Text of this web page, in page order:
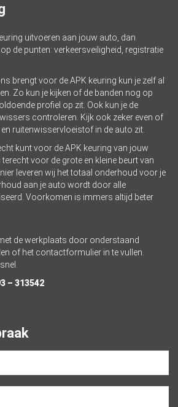
uitvoeren aan jouw auto, dan
de punten: verkeersveiligheid, registratie
brengt voor de APK keuring kun je zelf al
Zo kun je kijken of de banden nog op
profiel op zit. Ook kun je de
controleren. Kijk ook zeker even of
ruitenwisservloeistof in de auto zit.
kunt voor de APK keuring van jouw
voor de grote en kleine beurt van
leveren wij het totaal onderhoud voor je
aan je auto wordt door alle
Voorkomen is immers altijd beter
de werkplaats door onderstaand
of het contactformulier in te vullen.
– 313542